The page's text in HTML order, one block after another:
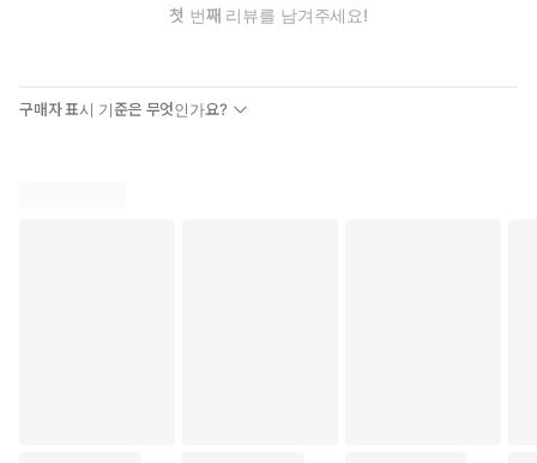
첫 번째 리뷰를 남겨주세요!
구매자 표시 기준은 무엇인가요?